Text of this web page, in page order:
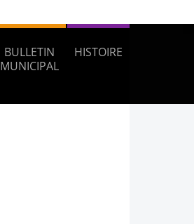
BULLETIN
MUNICIPAL
HISTOIRE